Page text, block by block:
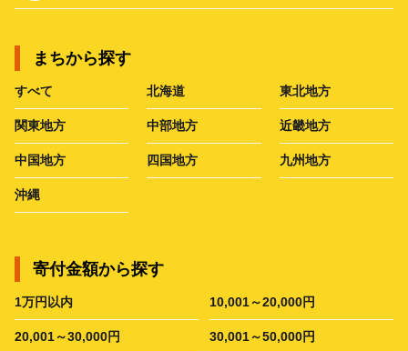
まちから探す
すべて 北海道 東北地方
関東地方 中部地方 近畿地方
中国地方 四国地方 九州地方
沖縄
寄付金額から探す
1万円以内 10,001～20,000円
20,001～30,000円 30,001～50,000円